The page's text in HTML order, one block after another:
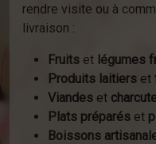
rendre visite ou à
livraison :
Fruits et légumes
Produits laitiers et
Viandes et
Plats préparés et
Boissons